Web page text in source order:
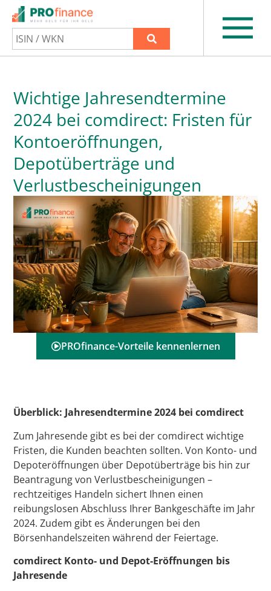
Wichtige Jahresendtermine
2024 bei comdirect: Fristen für
Kontoeröffnungen,
Depotüberträge und
Verlustbescheinigungen
PROfinance-Vorteile kennenlernen
Überblick: Jahresendtermine 2024 bei comdirect
Zum Jahresende gibt es bei der comdirect wichtige
Fristen, die Kunden beachten sollten. Von Konto- und
Depoteröffnungen über Depotüberträge bis hin zur
Beantragung von Verlustbescheinigungen –
rechtzeitiges Handeln sichert Ihnen einen
reibungslosen Abschluss Ihrer Bankgeschäfte im Jahr
2024. Zudem gibt es Änderungen bei den
Börsenhandelszeiten während der Feiertage.
comdirect Konto- und Depot-Eröffnungen bis
Jahresende